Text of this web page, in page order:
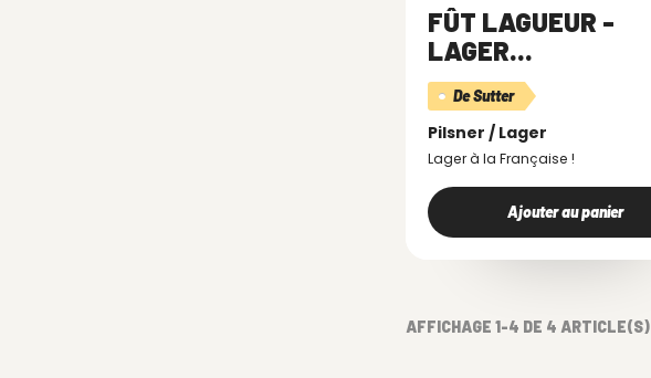
FÛT LAGUEUR -
LAGER...
De Sutter
Pilsner / Lager
Lager à la Française !
Ajouter au panier
AFFICHAGE 1-4 DE 4 ARTICLE(S)